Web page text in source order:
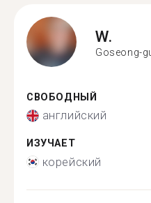
W.
Goseong-
СВОБОДНЫЙ
английский
ИЗУЧАЕТ
корейский